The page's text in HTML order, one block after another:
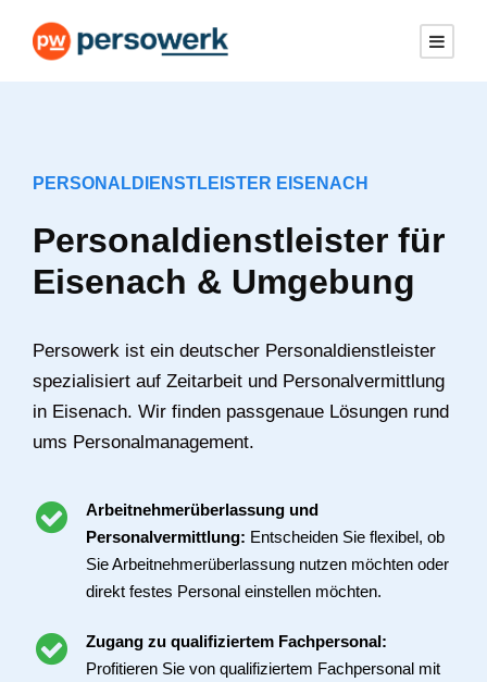
PERSONALDIENSTLEISTER EISENACH
Personaldienstleister für
Eisenach & Umgebung
Persowerk ist ein deutscher Personaldienstleister
spezialisiert auf Zeitarbeit und Personalvermittlung
in Eisenach. Wir finden passgenaue Lösungen rund
ums Personalmanagement.
Arbeitnehmerüberlassung und
Personalvermittlung: Entscheiden Sie flexibel, ob
Sie Arbeitnehmerüberlassung nutzen möchten oder
direkt festes Personal einstellen möchten.
Zugang zu qualifiziertem Fachpersonal:
Profitieren Sie von qualifiziertem Fachpersonal mit